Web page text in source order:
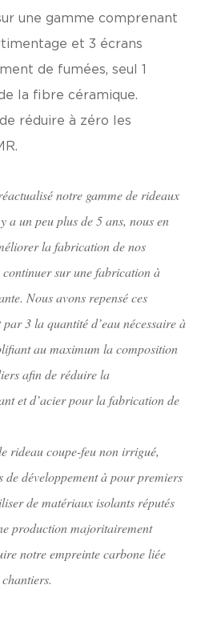
une gamme comprenant
et 3 écrans
de fumées, seul 1
la fibre céramique.
réduire à zéro les
notre gamme de rideaux
a un peu plus de 5 ans, nous en
la fabrication de nos
sur une fabrication à
Nous avons repensé ces
3 la quantité d’eau nécessaire à
au maximum la composition
afin de réduire la
et d’acier pour la fabrication de
rideau coupe-feu non irrigué,
de développement à pour premiers
de matériaux isolants réputés
production majoritairement
notre empreinte carbone liée